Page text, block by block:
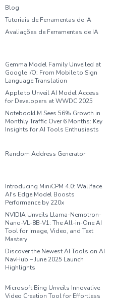
Blog
Tutoriais de Ferramentas de IA
Avaliações de Ferramentas de IA
Gemma Model Family Unveiled at
Google I/O: From Mobile to Sign
Language Translation
Apple to Unveil AI Model Access
for Developers at WWDC 2025
NotebookLM Sees 56% Growth in
Monthly Traffic Over 6 Months: Key
Insights for AI Tools Enthusiasts
Random Address Generator
Introducing MiniCPM 4.0: Wallface
AI's Edge Model Boosts
Performance by 220x
NVIDIA Unveils Llama-Nemotron-
Nano-VL-8B-V1: The All-in-One AI
Tool for Image, Video, and Text
Mastery
Discover the Newest AI Tools on AI
NavHub – June 2025 Launch
Highlights
Microsoft Bing Unveils Innovative
Video Creation Tool for Effortless